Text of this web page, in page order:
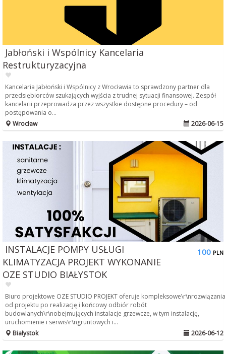
Jabłoński i Wspólnicy Kancelaria
Restrukturyzacyjna
Kancelaria Jabłoński i Wspólnicy z Wrocławia to sprawdzony partner dla
przedsiębiorców szukających wyjścia z trudnej sytuacji finansowej. Zespół
kancelarii przeprowadza przez wszystkie dostępne procedury – od
postępowania o...
Wrocław
2026-06-15
INSTALACJE POMPY USŁUGI
KLIMATYZACJA PROJEKT WYKONANIE
OZE STUDIO BIAŁYSTOK
100 PLN
Biuro projektowe OZE STUDIO PROJEKT oferuje kompleksowe\r\nrozwiązania
od projektu po realizację i końcowy odbiór robót
budowlanych\r\nobejmujących instalacje grzewcze, w tym instalację,
uruchomienie i serwis\r\ngruntowych i...
Białystok
2026-06-12